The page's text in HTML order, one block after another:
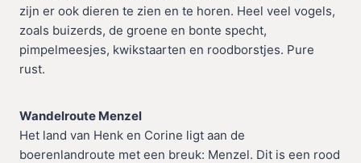
zijn er ook dieren te zien en te horen. Heel veel vogels,
zoals buizerds, de groene en bonte specht,
pimpelmeesjes, kwikstaarten en roodborstjes. Pure
rust.
Wandelroute Menzel
Het land van Henk en Corine ligt aan de
boerenlandroute met een breuk: Menzel. Dit is een rood